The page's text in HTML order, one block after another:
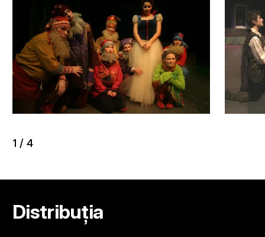
1 /4
Distribuția